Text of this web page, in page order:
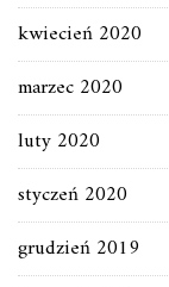
kwiecień 2020
marzec 2020
luty 2020
styczeń 2020
grudzień 2019